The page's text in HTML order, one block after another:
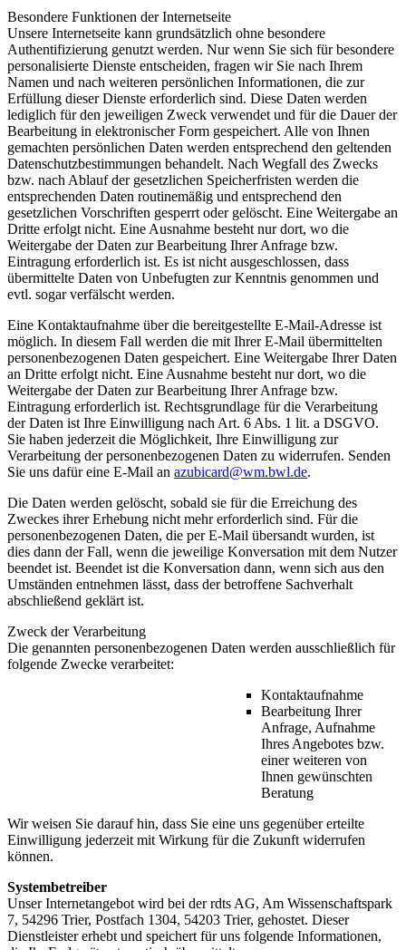
Besondere Funktionen der Internetseite
Unsere Internetseite kann grundsätzlich ohne besondere
Authentifizierung genutzt werden. Nur wenn Sie sich für besondere
personalisierte Dienste entscheiden, fragen wir Sie nach Ihrem
Namen und nach weiteren persönlichen Informationen, die zur
Erfüllung dieser Dienste erforderlich sind. Diese Daten werden
lediglich für den jeweiligen Zweck verwendet und für die Dauer der
Bearbeitung in elektronischer Form gespeichert. Alle von Ihnen
gemachten persönlichen Daten werden entsprechend den geltenden
Datenschutzbestimmungen behandelt. Nach Wegfall des Zwecks
bzw. nach Ablauf der gesetzlichen Speicherfristen werden die
entsprechenden Daten routinemäßig und entsprechend den
gesetzlichen Vorschriften gesperrt oder gelöscht. Eine Weitergabe an
Dritte erfolgt nicht. Eine Ausnahme besteht nur dort, wo die
Weitergabe der Daten zur Bearbeitung Ihrer Anfrage bzw.
Eintragung erforderlich ist. Es ist nicht ausgeschlossen, dass
übermittelte Daten von Unbefugten zur Kenntnis genommen und
evtl. sogar verfälscht werden.
Eine Kontaktaufnahme über die bereitgestellte E-Mail-Adresse ist
möglich. In diesem Fall werden die mit Ihrer E-Mail übermittelten
personenbezogenen Daten gespeichert. Eine Weitergabe Ihrer Daten
an Dritte erfolgt nicht. Eine Ausnahme besteht nur dort, wo die
Weitergabe der Daten zur Bearbeitung Ihrer Anfrage bzw.
Eintragung erforderlich ist. Rechtsgrundlage für die Verarbeitung
der Daten ist Ihre Einwilligung nach Art. 6 Abs. 1 lit. a DSGVO.
Sie haben jederzeit die Möglichkeit, Ihre Einwilligung zur
Verarbeitung der personenbezogenen Daten zu widerrufen. Senden
Sie uns dafür eine E-Mail an azubicard@wm.bwl.de.
Die Daten werden gelöscht, sobald sie für die Erreichung des
Zweckes ihrer Erhebung nicht mehr erforderlich sind. Für die
personenbezogenen Daten, die per E-Mail übersandt wurden, ist
dies dann der Fall, wenn die jeweilige Konversation mit dem Nutzer
beendet ist. Beendet ist die Konversation dann, wenn sich aus den
Umständen entnehmen lässt, dass der betroffene Sachverhalt
abschließend geklärt ist.
Zweck der Verarbeitung
Die genannten personenbezogenen Daten werden ausschließlich für
folgende Zwecke verarbeitet:
Kontaktaufnahme
Bearbeitung Ihrer
Anfrage, Aufnahme
Ihres Angebotes bzw.
einer weiteren von
Ihnen gewünschten
Beratung
Wir weisen Sie darauf hin, dass Sie eine uns gegenüber erteilte
Einwilligung jederzeit mit Wirkung für die Zukunft widerrufen
können.
Systembetreiber
Unser Internetangebot wird bei der rdts AG, Am Wissenschaftspark
7, 54296 Trier, Postfach 1304, 54203 Trier, gehostet. Dieser
Dienstleister erhebt und speichert für uns folgende Informationen,